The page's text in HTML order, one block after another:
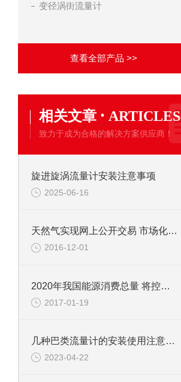
变径涡街流量计
查看全部产品 >>
相关文章 · ARTICLES
致力于成为合格的解决方案供应商！
旋进旋涡流量计安装注意事项
2025-06-16
天然气实现网上公开交易 市场化改革再下一城
2016-12-01
2020年我国能源消费总量 将控制在50亿吨标准煤以内
2017-01-19
几种巴类流量计的安装使用注意事项
2023-04-22